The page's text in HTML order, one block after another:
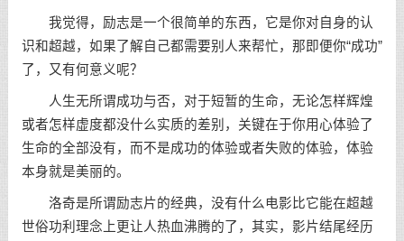
我觉得，励志是一个很简单的东西，它是你对自身的认
识和超越，如果了解自己都需要别人来帮忙，那即便你“成功”
了，又有何意义呢？
人生无所谓成功与否，对于短暂的生命，无论怎样辉煌
或者怎样虚度都没什么实质的差别，关键在于你用心体验了
生命的全部没有，而不是成功的体验或者失败的体验，体验
本身就是美丽的。
洛奇是所谓励志片的经典，没有什么电影比它能在超越
世俗功利理念上更让人热血沸腾的了，其实，影片结尾经历